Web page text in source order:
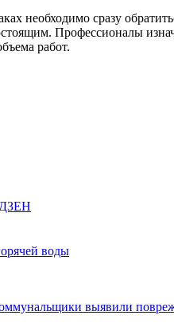
необходимо сразу
Профессионалы
работ.
ДЗЕН
воды
выявили